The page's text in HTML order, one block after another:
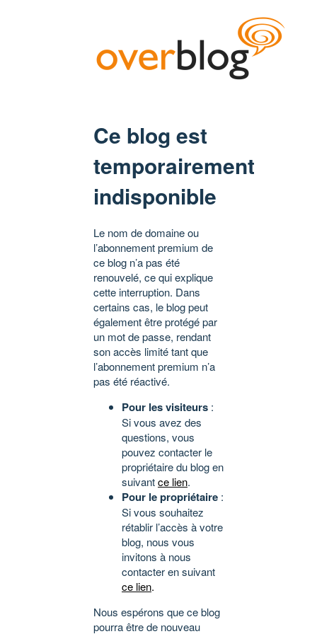
Ce blog est
temporairement
indisponible
Le nom de domaine ou
l’abonnement premium de
ce blog n’a pas été
renouvelé, ce qui explique
cette interruption. Dans
certains cas, le blog peut
également être protégé par
un mot de passe, rendant
son accès limité tant que
l’abonnement premium n’a
pas été réactivé.
Pour les visiteurs :
Si vous avez des
questions, vous
pouvez contacter le
propriétaire du blog en
suivantce lien.
Pour le propriétaire :
Si vous souhaitez
rétablir l’accès à votre
blog, nous vous
invitons à nous
contacter en suivant
ce lien.
Nous espérons que ce blog
pourra être de nouveau